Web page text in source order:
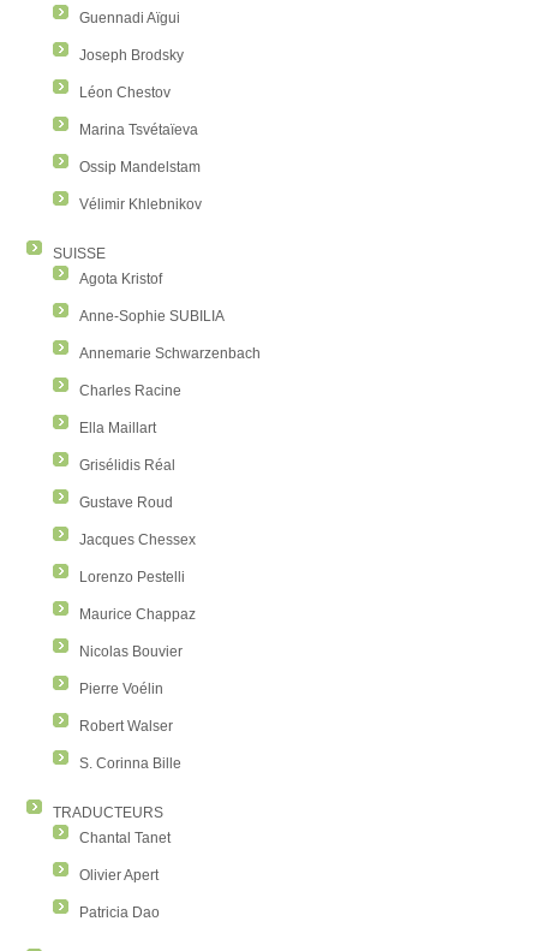
Guennadi Aïgui
Joseph Brodsky
Léon Chestov
Marina Tsvétaïeva
Ossip Mandelstam
Vélimir Khlebnikov
SUISSE
Agota Kristof
Anne-Sophie SUBILIA
Annemarie Schwarzenbach
Charles Racine
Ella Maillart
Grisélidis Réal
Gustave Roud
Jacques Chessex
Lorenzo Pestelli
Maurice Chappaz
Nicolas Bouvier
Pierre Voélin
Robert Walser
S. Corinna Bille
TRADUCTEURS
Chantal Tanet
Olivier Apert
Patricia Dao